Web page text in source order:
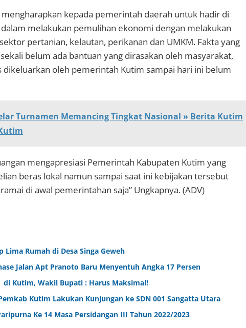
mengharapkan kepada pemerintah daerah untuk hadir di
melakukan pemulihan ekonomi dengan melakukan
pertanian, kelautan, perikanan dan UMKM. Fakta yang
belum ada bantuan yang dirasakan oleh masyarakat,
dikeluarkan oleh pemerintah Kutim sampai hari ini belum
Turnamen Memancing Tingkat Nasional » Berita Kutim
mengapresiasi Pemerintah Kabupaten Kutim yang
beras lokal namun sampai saat ini kebijakan tersebut
di awal pemerintahan saja” Ungkapnya. (ADV)
Lima Rumah di Desa Singa Geweh
Jalan Apt Pranoto Baru Menyentuh Angka 17 Persen
di Kutim, Wakil Bupati : Harus Maksimal!
Kutim Lakukan Kunjungan ke SDN 001 Sangatta Utara
Ke 14 Masa Persidangan III Tahun 2022/2023